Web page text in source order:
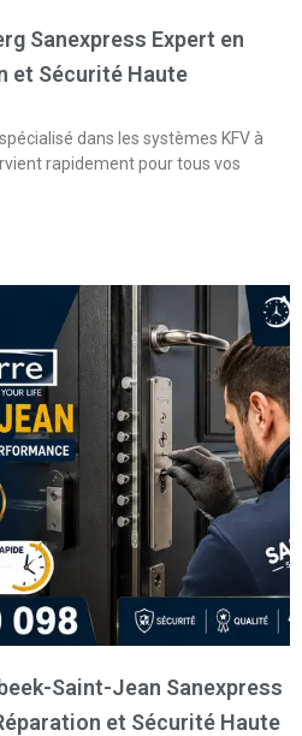
Sanexpress Expert en
et Sécurité Haute
dans les systèmes KFV à
rapidement pour tous vos
Saint-Jean Sanexpress
et Sécurité Haute